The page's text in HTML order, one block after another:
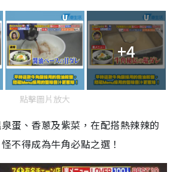
+4
點擊圖片放大
蛋、香蔥及紫菜，在配搭熱辣辣的
不得成為牛角必點之選！